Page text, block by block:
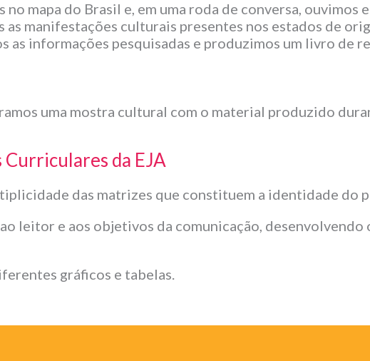
mapa do Brasil e, em uma roda de conversa, ouvimos
as manifestações culturais presentes nos estados de
as informações pesquisadas e produzimos um livro de
uma mostra cultural com o material produzido
da EJA
das matrizes que constituem a identidade do
leitor e aos objetivos da comunicação,
gráficos e tabelas.